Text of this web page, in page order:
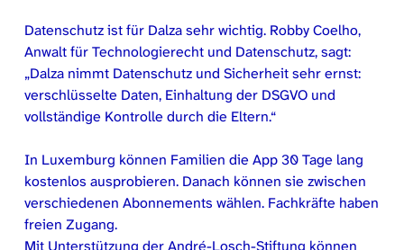
Datenschutz ist für Dalza sehr wichtig. Robby Coelho,
Anwalt für Technologierecht und Datenschutz, sagt:
„Dalza nimmt Datenschutz und Sicherheit sehr ernst:
verschlüsselte Daten, Einhaltung der DSGVO und
vollständige Kontrolle durch die Eltern.“
In Luxemburg können Familien die App 30 Tage lang
kostenlos ausprobieren. Danach können sie zwischen
verschiedenen Abonnements wählen. Fachkräfte haben
freien Zugang.
Mit Unterstützung der André-Losch-Stiftung können